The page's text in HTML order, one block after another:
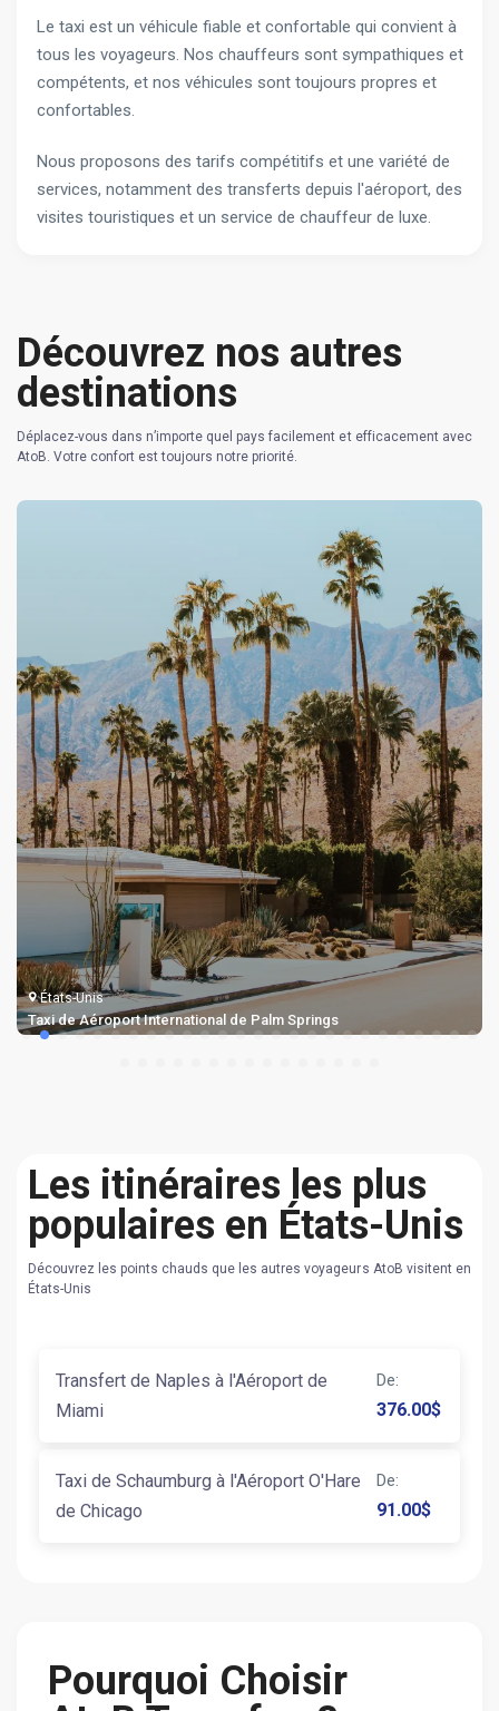
Le taxi est un véhicule fiable et confortable qui convient à
tous les voyageurs. Nos chauffeurs sont sympathiques et
compétents, et nos véhicules sont toujours propres et
confortables.
Nous proposons des tarifs compétitifs et une variété de
services, notamment des transferts depuis l'aéroport, des
visites touristiques et un service de chauffeur de luxe.
Découvrez nos autres
destinations
Déplacez-vous dans n’importe quel pays facilement et efficacement avec
AtoB. Votre confort est toujours notre priorité.
États-Unis
Taxi de Aéroport de Long Beach
Les itinéraires les plus
populaires en États-Unis
Découvrez les points chauds que les autres voyageurs AtoB visitent en
États-Unis
Transfert de Naples à l'Aéroport de
Miami
De:
376.00$
Taxi de Schaumburg à l'Aéroport O'Hare
de Chicago
De:
91.00$
Pourquoi Choisir